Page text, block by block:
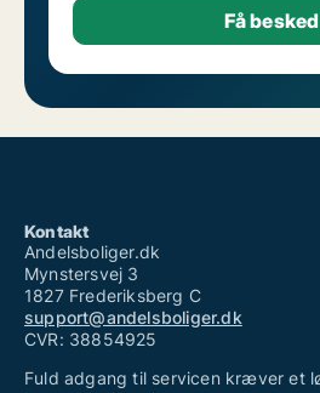
Kontakt
Andelsboliger.dk
Mynstersvej 3
1827 Frederiksberg C
support@andelsboliger.dk
CVR: 38854925
Fuld adgang til servicen kræver et